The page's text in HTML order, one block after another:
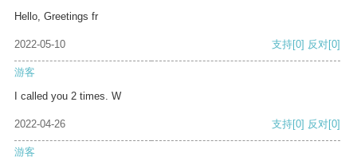
Hello, Greetings fr
2022-05-10 支持[0] 反对[0]
游客
I called you 2 times. W
2022-04-26 支持[0] 反对[0]
游客